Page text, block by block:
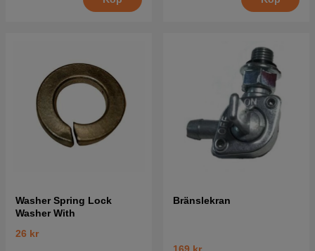
Washer Spring Lock
Washer With
26 kr
Bränslekran